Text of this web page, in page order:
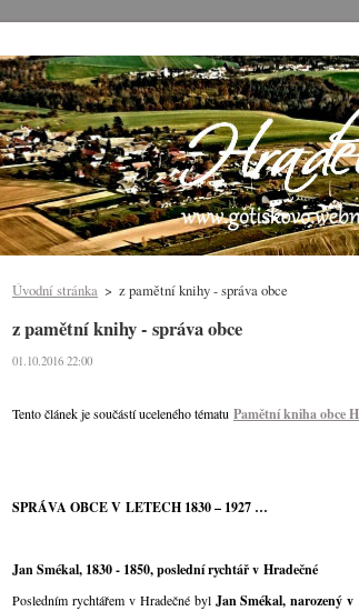
Úvodní stránka > z pamětní knihy - správa obce
z pamětní knihy - správa obce
01.10.2016 22:00
Tento článek je součástí uceleného tématu Pamětní kniha obce
SPRÁVA OBCE V LETECH 1830 – 1927 …
Jan Smékal, 1830 - 1850, poslední rychtář v Hradečné
Posledním rychtářem v Hradečné byl Jan Smékal, narozený v